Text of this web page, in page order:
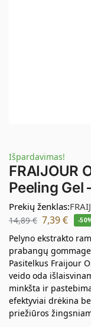
Išpardavimas!
FRAIJOUR
Peeling Gel
Prekių ženklas:
14,89€ 7,39€ -
Pelyno ekstrakto
prabangų
Pasitelkus Fraijour
veido oda
minkšta ir
efektyviai drėkina
priežiūros